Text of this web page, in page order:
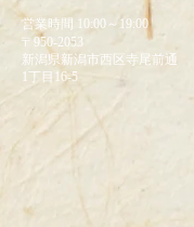
営業時間 10:00～19:00
〒950-2053
新潟県新潟市西区寺尾前通
1丁目16-5